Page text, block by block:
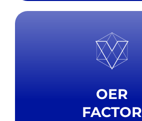
OER
FACTOR